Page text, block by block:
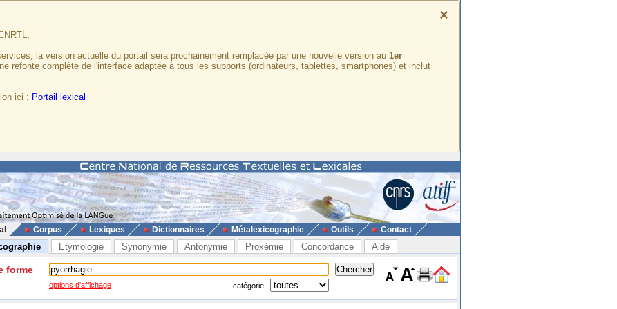
×
la version actuelle du portail sera prochainement remplacée par une nouvelle version au 1er
refonte complète de l'interface adaptée à tous les supports (ordinateurs, tablettes, smartphones) et inclut
ici : Portail lexical
Corpus Lexiques Dictionnaires Métalexicographie Outils Contact
Etymologie Synonymie Antonymie Proxémie Concordance Aide
forme
options d'affichage catégorie :